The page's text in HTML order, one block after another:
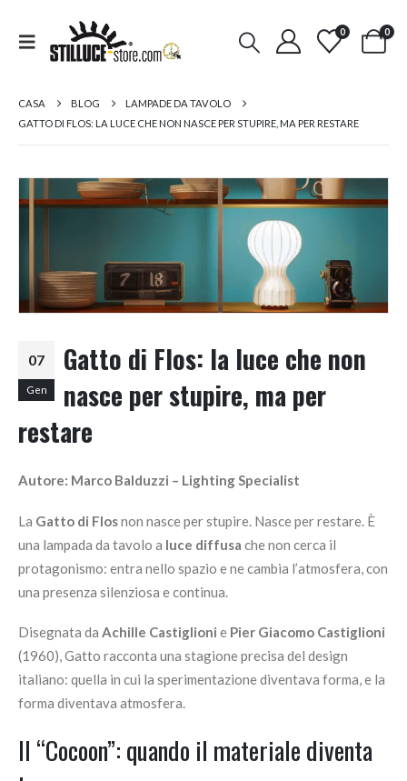
0 0
CASA BLOG
LAMPADE DA TAVOLO
GATTO DI FLOS: LA LUCE CHE NON NASCE PER STUPIRE, MA PER RESTARE
07
Gen
Gatto di Flos: la luce che non
nasce per stupire, ma per
restare
Autore: Marco Balduzzi – Lighting Specialist
La Gatto di Flosnon nasce per stupire. Nasce per restare. È
una lampada da tavolo a luce diffusa che non cerca il
protagonismo: entra nello spazio e ne cambia l’atmosfera, con
una presenza silenziosa e continua.
Disegnata da Achille Castiglioni e Pier Giacomo Castiglioni
(1960), Gatto racconta una stagione precisa del design
italiano: quella in cui la sperimentazione diventava forma, e la
forma diventava atmosfera.
Il “Cocoon”: quando il materiale diventa